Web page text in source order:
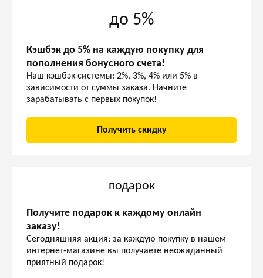
до 5%
Кэшбэк до 5% на каждую покупку для
пополнения бонусного счета!
Наш кэшбэк системы: 2%, 3%, 4% или 5% в
зависимости от суммы заказа. Начните
зарабатывать с первых покупок!
Получить скидку
подарок
Получите подарок к каждому онлайн
заказу!
Сегодняшняя акция: за каждую покупку в нашем
интернет-магазине вы получаете неожиданный
приятный подарок!